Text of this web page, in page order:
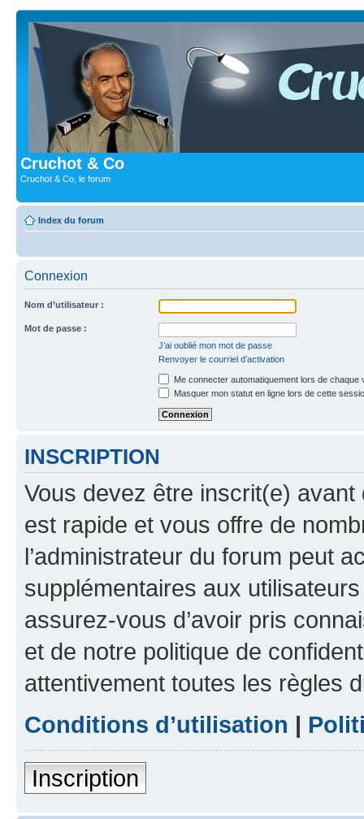
Cruchot & Co
Cruchot & Co, le forum
Index du forum
Connexion
Nom d’utilisateur :
Mot de passe :
J’ai oublié mon mot de passe
Renvoyer le courriel d’activation
Me connecter automatiquement lors de chaque
Masquer mon statut en ligne lors de cette
INSCRIPTION
Vous devez être inscrit(e) avant
est rapide et vous offre de
l’administrateur du forum peut
supplémentaires aux
assurez-vous d’avoir pris
et de notre politique de
attentivement toutes les règles
Conditions d’utilisation |
Inscription